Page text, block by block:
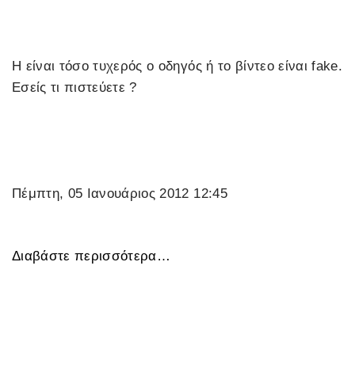
Η είναι τόσο τυχερός ο οδηγός ή το βίντεο είναι fake.
Eσείς τι πιστεύετε ?
Πέμπτη, 05 Ιανουάριος 2012 12:45
Διαβάστε περισσότερα…